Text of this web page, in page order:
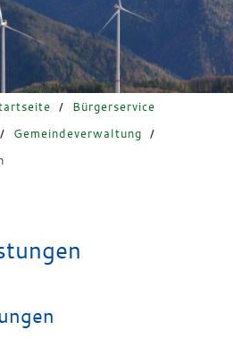
/
Bürgerservice
/ Gemeindeverwaltung
/